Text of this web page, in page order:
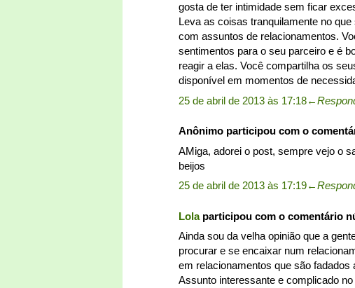
gosta de ter intimidade sem ficar
Leva as coisas tranquilamente no
com assuntos de relacionamentos.
sentimentos para o seu parceiro e é
reagir a elas. Você compartilha os
disponível em momentos de
25 de abril de 2013 às 17:18←
Anônimo participou com o
AMiga, adorei o post, sempre vejo o
beijos
25 de abril de 2013 às 17:19←
Lolaparticipou com o comentário
Ainda sou da velha opinião que a
procurar e se encaixar num
em relacionamentos que são fadados
Assunto interessante e complicado